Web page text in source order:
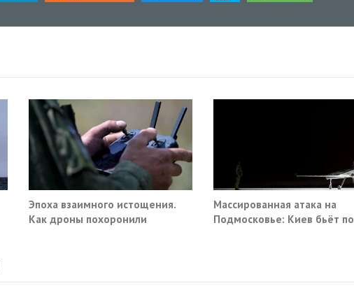
Эпоха взаимного истощения.
Как дроны похоронили
Массированная атака на
Подмосковье: Киев бьёт по